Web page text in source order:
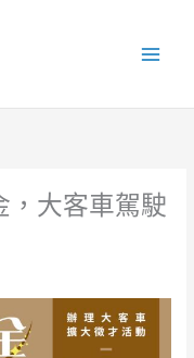
大客車駕駛